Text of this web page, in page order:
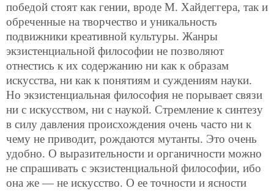
победой стоят как гении, вроде М. Хайдеггера, так и
обреченные на творчество и уникальность
подвижники креативной культуры. Жанры
экзистенциальной философии не позволяют
отнестись к их содержанию ни как к образам
искусства, ни как к понятиям и суждениям науки.
Но экзистенциальная философия не порывает связи
ни с искусством, ни с наукой. Стремление к синтезу
в силу давления происхождения очень часто ни к
чему не приводит, рождаются мутанты. Это очень
удобно. О выразительности и органичности можно
не спрашивать с экзистенциальной философии, ибо
она же — не искусство. О ее точности и ясности